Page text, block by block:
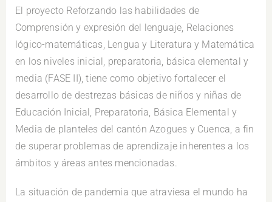
El proyecto Reforzando las habilidades de
Comprensión y expresión del lenguaje, Relaciones
lógico-matemáticas, Lengua y Literatura y Matemática
en los niveles inicial, preparatoria, básica elemental y
media (FASE II), tiene como objetivo fortalecer el
desarrollo de destrezas básicas de niños y niñas de
Educación Inicial, Preparatoria, Básica Elemental y
Media de planteles del cantón Azogues y Cuenca, a fin
de superar problemas de aprendizaje inherentes a los
ámbitos y áreas antes mencionadas.
La situación de pandemia que atraviesa el mundo ha